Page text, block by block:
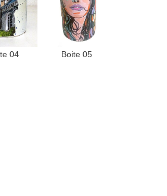
04 Boite 05